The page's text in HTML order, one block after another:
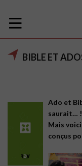
BIBLE ET
Ado et
saurait… !
Mais
conçus